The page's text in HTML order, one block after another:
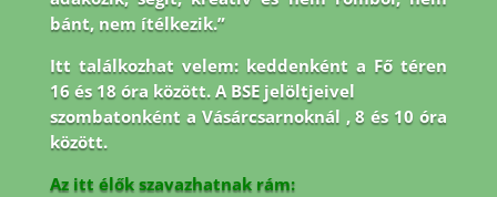
bánt, nem ítélkezik.”
Itt találkozhat velem: keddenként a Fő téren
16 és 18 óra között. A BSE jelöltjeivel
szombatonként a Vásárcsarnoknál , 8 és 10 óra
között.
Az itt élők szavazhatnak rám: